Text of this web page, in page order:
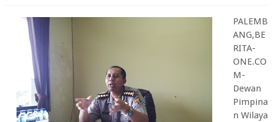
PALEMB
ANG,BE
RITA-
ONE.CO
M-
Dewan
Pimpina
n Wilaya